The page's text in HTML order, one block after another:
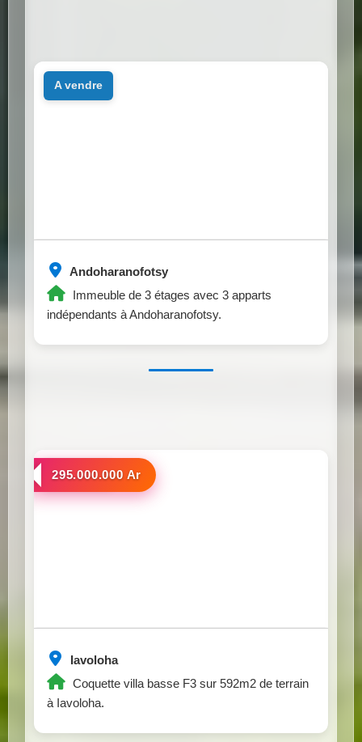
Andoharanofotsy
Immeuble de 3 étages avec 3 apparts
indépendants à Andoharanofotsy.
a vendre
Iavoloha
Coquette villa basse F3 sur 592m2 de terrain
à Iavoloha.
a vendre
295.000.000 Ar